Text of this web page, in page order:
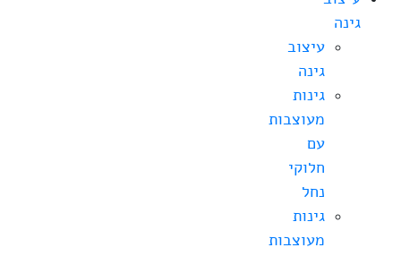
גינה
עיצוב
גינה
גינות
מעוצבות
עם
חלוקי
נחל
גינות
מעוצבות